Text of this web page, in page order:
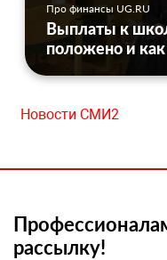
Про финансы UG.RU
Выплаты к
положено и
Новости СМИ2
рассылку!